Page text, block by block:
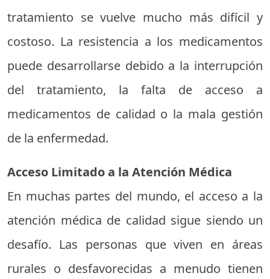
tratamiento se vuelve mucho más difícil y
costoso. La resistencia a los medicamentos
puede desarrollarse debido a la interrupción
del tratamiento, la falta de acceso a
medicamentos de calidad o la mala gestión
de la enfermedad.
Acceso Limitado a la Atención Médica
En muchas partes del mundo, el acceso a la
atención médica de calidad sigue siendo un
desafío. Las personas que viven en áreas
rurales o desfavorecidas a menudo tienen